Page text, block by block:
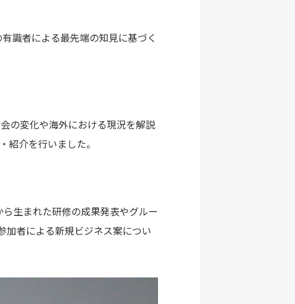
有識者による最先端の知見に基づく
会の変化や海外における現況を解説
紹介を行いました。
ら生まれた研修の成果発表やグルー
加者による新規ビジネス案につい